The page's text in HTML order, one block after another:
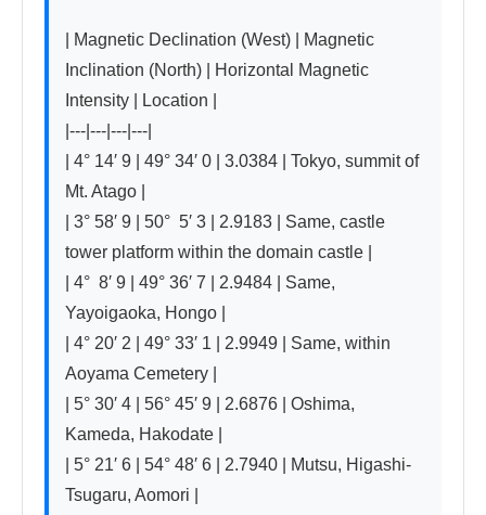
| Magnetic Declination (West) | Magnetic
Inclination (North) | Horizontal Magnetic
Intensity | Location |
|---|---|---|---|
| 4° 14′ 9 | 49° 34′ 0 | 3.0384 | Tokyo, summit of
Mt. Atago |
| 3° 58′ 9 | 50°  5′ 3 | 2.9183 | Same, castle
tower platform within the domain castle |
| 4°  8′ 9 | 49° 36′ 7 | 2.9484 | Same,
Yayoigaoka, Hongo |
| 4° 20′ 2 | 49° 33′ 1 | 2.9949 | Same, within
Aoyama Cemetery |
| 5° 30′ 4 | 56° 45′ 9 | 2.6876 | Oshima,
Kameda, Hakodate |
| 5° 21′ 6 | 54° 48′ 6 | 2.7940 | Mutsu, Higashi-
Tsugaru, Aomori |